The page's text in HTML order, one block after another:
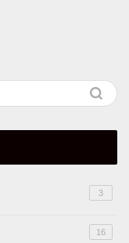
3
16